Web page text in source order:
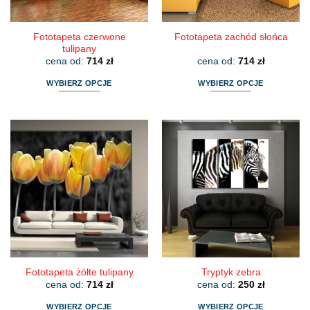
produktu
produktu
Fototapeta czerwone
tulipany
cena od: 714 zł
WYBIERZ OPCJE
ma
wiele
wariantów.
Opcje
można
wybrać
na
stronie
produktu
Fototapeta zachód słońca
cena od: 714 zł
WYBIERZ OPCJE
ma
wiele
wariantów.
Opcje
można
stronie
produktu
Fototapeta żółte tulipany
cena od: 714 zł
WYBIERZ OPCJE
Tryptyk zebra
cena od: 250 zł
WYBIERZ OPCJE